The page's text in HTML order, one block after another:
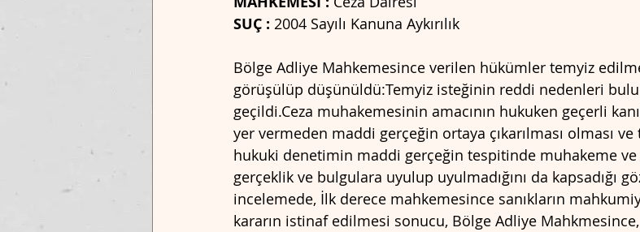
SUÇ : 2004 Sayılı Kanuna Aykırılık
Bölge Adliye Mahkemesince verilen hükümler temyiz
görüşülüp düşünüldü:Temyiz isteğinin reddi nedenleri
geçildi.Ceza muhakemesinin amacının hukuken geçerli
yer vermeden maddi gerçeğin ortaya çıkarılması olması
hukuki denetimin maddi gerçeğin tespitinde muhakeme ve
gerçeklik ve bulgulara uyulup uyulmadığını da kapsadığı
incelemede, İlk derece mahkemesince sanıkların
kararın istinaf edilmesi sonucu, Bölge Adliye